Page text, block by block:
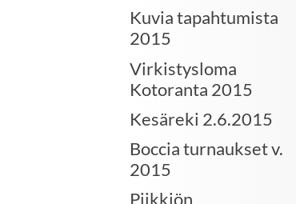
Kuvia tapahtumista
2015
Virkistysloma
Kotoranta 2015
Kesäreki 2.6.2015
Boccia turnaukset v.
2015
Piikkiön